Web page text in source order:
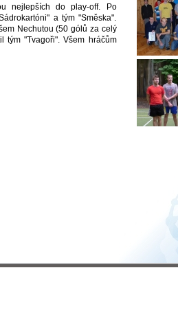
nejlepších do play-off. Po
a tým "Směska".
Nechutou (50 gólů za celý
tým "Tvagoři". Všem hráčům